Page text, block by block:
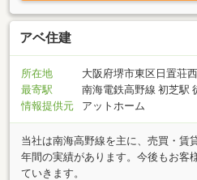
にも特に力を入れており、入居後の
速に対応いたします。生涯にわたり
を整えております。◆顧客満足度を
かな対応を身近な価格でご提供し、
り高い評価をいただいております
提案━━━━━━━━━━━━━━━━━
うえで、お客様にとって最適なご提
アベ住建
所在地
大阪府堺市東区日置荘
最寄駅
南海電鉄高野線 初芝駅
情報提供元
アットホーム
当社は南海高野線を主に、売買・賃
年間の実績があります。今後もお客
ていきます。